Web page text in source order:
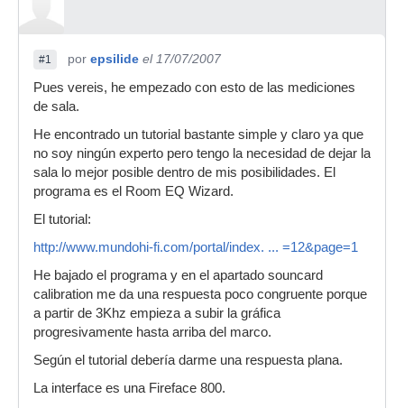
#1 por epsilide el 17/07/2007
Pues vereis, he empezado con esto de las mediciones
de sala.
He encontrado un tutorial bastante simple y claro ya que
no soy ningún experto pero tengo la necesidad de dejar la
sala lo mejor posible dentro de mis posibilidades. El
programa es el Room EQ Wizard.
El tutorial:
http://www.mundohi-fi.com/portal/index. ... =12&page=1
He bajado el programa y en el apartado souncard
calibration me da una respuesta poco congruente porque
a partir de 3Khz empieza a subir la gráfica
progresivamente hasta arriba del marco.
Según el tutorial debería darme una respuesta plana.
La interface es una Fireface 800.